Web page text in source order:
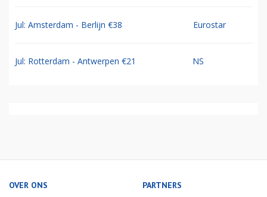
Jul: Amsterdam - Berlijn €38 Eurostar
Jul: Rotterdam - Antwerpen €21 NS
OVER ONS PARTNERS